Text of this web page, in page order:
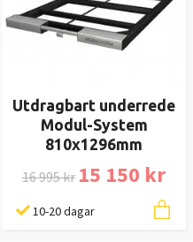
Utdragbart underrede
Modul-System
810x1296mm
16 995 kr 15 150 kr
10-20 dagar